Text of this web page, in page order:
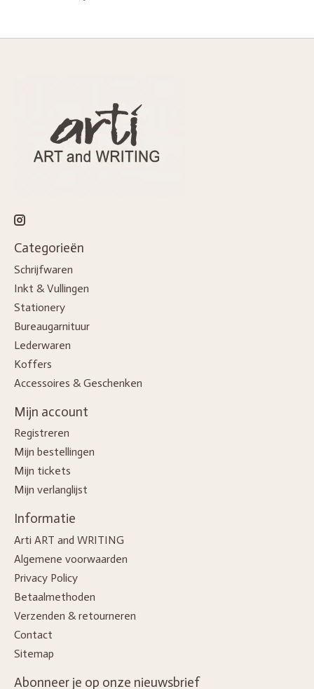
Categorieën
Schrijfwaren
Inkt & Vullingen
Stationery
Bureaugarnituur
Lederwaren
Koffers
Accessoires & Geschenken
Mijn account
Registreren
Mijn bestellingen
Mijn tickets
Mijn verlanglijst
Informatie
Arti ART and WRITING
Algemene voorwaarden
Privacy Policy
Betaalmethoden
Verzenden & retourneren
Contact
Sitemap
Abonneer je op onze nieuwsbrief